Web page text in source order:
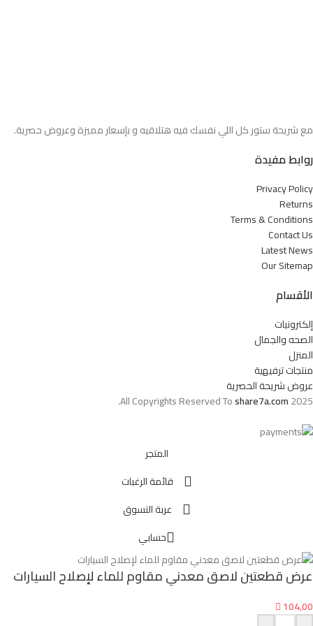
مع شريحة ستور كل اللي نفسك فيه هتلاقيه و بإسعار مميزة وعروض حصرية.
روابط مفيدة
Privacy Policy
Returns
Terms & Conditions
Contact Us
Latest News
Our Sitemap
الأقسام
إلكترونيات
الصحه والجمال
المنزل
منتجات ترفيهية
عروض شريحة الحصرية
All Copyrights Reserved Toshare7a.com2025.
المتجر
قائمة الرغبات
عربة التسوق
حسابي
عرض قطعتين لاصق معدني مقاوم للماء لإصلاح السيارات
104,00